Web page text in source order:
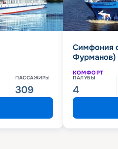
ПАССАЖИРЫ
309
Симфония
Фурманов)
КОМФОРТ
ПАЛУБЫ
4